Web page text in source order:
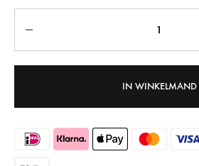
IN WINKELMAND